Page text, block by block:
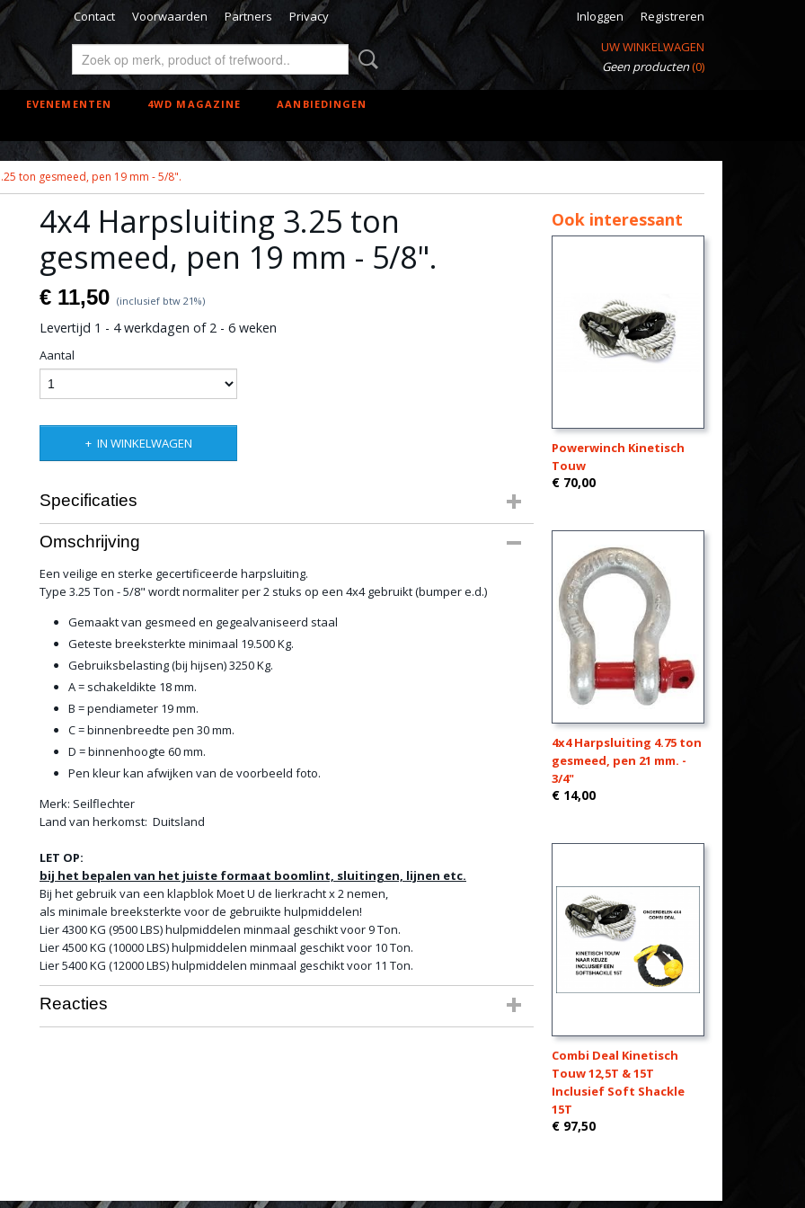
Contact Voorwaarden Partners Privacy Inloggen
Registreren
UW WINKELWAGEN
Geen producten(0)
EVENEMENTEN 4WD MAGAZINE AANBIEDINGEN
ton gesmeed, pen 19 mm - 5/8".
4x4 Harpsluiting 3.25 ton
gesmeed, pen 19 mm - 5/8".
€ 11,50 (inclusief btw 21%)
Levertijd 1 - 4 werkdagen of 2 - 6 weken
Aantal
IN WINKELWAGEN
Specificaties
Bruto gewicht
Omschrijving
Een veilige en sterke gecertificeerde harpsluiting.
Type 3.25 Ton - 5/8" wordt normaliter per 2 stuks op een 4x4 gebruikt (bumper e.d.)
Gemaakt van gesmeed en gegealvaniseerd staal
Geteste breeksterkte minimaal 19.500 Kg.
Gebruiksbelasting (bij hijsen) 3250 Kg.
A = schakeldikte 18 mm.
B = pendiameter 19 mm.
C = binnenbreedte pen 30 mm.
D = binnenhoogte 60 mm.
Pen kleur kan afwijken van de voorbeeld foto.
Merk: Seilflechter
Land van herkomst: Duitsland
LET OP:
bij het bepalen van het juiste formaat boomlint, sluitingen, lijnen etc.
Bij het gebruik van een klapblok Moet U de lierkracht x 2 nemen,
als minimale breeksterkte voor de gebruikte hulpmiddelen!
Lier 4300 KG (9500 LBS) hulpmiddelen minmaal geschikt voor 9 Ton.
Lier 4500 KG (10000 LBS) hulpmiddelen minmaal geschikt voor 10 Ton.
Lier 5400 KG (12000 LBS) hulpmiddelen minmaal geschikt voor 11 Ton.
Reacties
Ook interessant
Powerwinch Kinetisch
Touw
€ 70,00
4x4 Harpsluiting 4.75 ton
gesmeed, pen 21 mm. -
3/4"
€ 14,00
Combi Deal Kinetisch
Touw 12,5T & 15T
Inclusief Soft Shackle
15T
€ 97,50